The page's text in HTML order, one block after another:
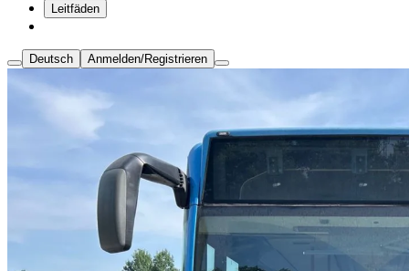
Leitfäden
Deutsch Anmelden/Registrieren